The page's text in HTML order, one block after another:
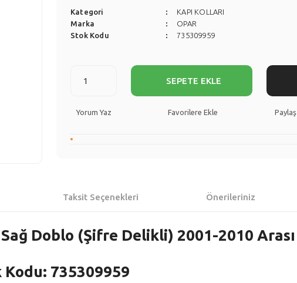
Kategori
KAPI KOLLARI
Marka
OPAR
Stok Kodu
735309959
SEPETE EKLE
Yorum Yaz Paylaş
Taksit Seçenekleri Önerileriniz
Sağ Doblo (Şifre Delikli) 2001-2010 Arası
Kodu: 735309959